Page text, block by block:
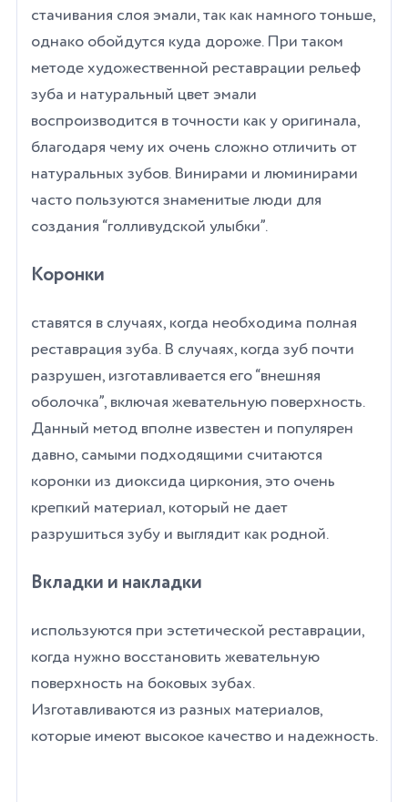
стачивания слоя эмали, так как намного тоньше,
однако обойдутся куда дороже. При таком
методе художественной реставрации рельеф
зуба и натуральный цвет эмали
воспроизводится в точности как у оригинала,
благодаря чему их очень сложно отличить от
натуральных зубов. Винирами и люминирами
часто пользуются знаменитые люди для
создания “голливудской улыбки”.
Коронки
ставятся в случаях, когда необходима полная
реставрация зуба. В случаях, когда зуб почти
разрушен, изготавливается его “внешняя
оболочка”, включая жевательную поверхность.
Данный метод вполне известен и популярен
давно, самыми подходящими считаются
коронки из диоксида циркония, это очень
крепкий материал, который не дает
разрушиться зубу и выглядит как родной.
Вкладки и накладки
используются при эстетической реставрации,
когда нужно восстановить жевательную
поверхность на боковых зубах.
Изготавливаются из разных материалов,
которые имеют высокое качество и надежность.